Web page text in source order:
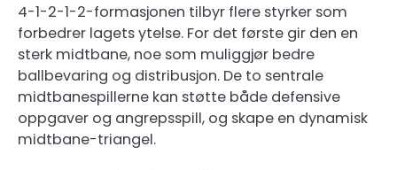
4-1-2-1-2-formasjonen tilbyr flere styrker som
forbedrer lagets ytelse. For det første gir den en
sterk midtbane, noe som muliggjør bedre
ballbevaring og distribusjon. De to sentrale
midtbanespillerne kan støtte både defensive
oppgaver og angrepsspill, og skape en dynamisk
midtbane-triangel.